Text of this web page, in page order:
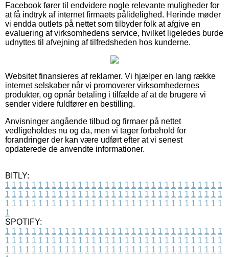
Facebook fører til endvidere nogle relevante muligheder for
at få indtryk af internet firmaets pålidelighed. Herinde møder
vi endda outlets på nettet som tilbyder folk at afgive en
evaluering af virksomhedens service, hvilket ligeledes burde
udnyttes til afvejning af tilfredsheden hos kunderne.
Websitet finansieres af reklamer. Vi hjælper en lang række
internet selskaber når vi promoverer virksomhedernes
produkter, og opnår betaling i tilfælde af at de brugere vi
sender videre fuldfører en bestilling.
Anvisninger angående tilbud og firmaer på nettet
vedligeholdes nu og da, men vi tager forbehold for
forandringer der kan være udført efter at vi senest
opdaterede de anvendte informationer.
BITLY:
1 1 1 1 1 1 1 1 1 1 1 1 1 1 1 1 1 1 1 1 1 1 1 1 1 1 1 1 1 1 1 1 1
1 1 1 1 1 1 1 1 1 1 1 1 1 1 1 1 1 1 1 1 1 1 1 1 1 1 1 1 1 1 1 1 1
1 1 1 1 1 1 1 1 1 1 1 1 1 1 1 1 1 1 1 1 1 1 1 1 1 1 1 1 1 1 1 1 1
1
SPOTIFY:
1 1 1 1 1 1 1 1 1 1 1 1 1 1 1 1 1 1 1 1 1 1 1 1 1 1 1 1 1 1 1 1 1
1 1 1 1 1 1 1 1 1 1 1 1 1 1 1 1 1 1 1 1 1 1 1 1 1 1 1 1 1 1 1 1 1
1 1 1 1 1 1 1 1 1 1 1 1 1 1 1 1 1 1 1 1 1 1 1 1 1 1 1 1 1 1 1 1 1